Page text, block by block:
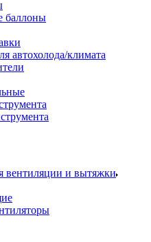
баллоны
автохолода/климата
вентиляции и вытяжки